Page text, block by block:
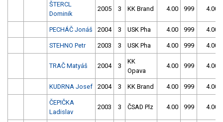
ŠTERCL
Dominik
2005 3 KK Brand 4.00 999 4.00
PECHÁČ Jonáš 2004 3 USK Pha 4.00 999 4.00
STEHNO Petr 2003 3 USK Pha 4.00 999 4.00
TRAČ Matyáš 2004 3
KK
Opava
4.00 999 4.00
KUDRNA Josef 2004 3 KK Brand 4.00 999 4.00
ČEPIČKA
Ladislav
2003 3 ČSAD Plz 4.00 999 4.00